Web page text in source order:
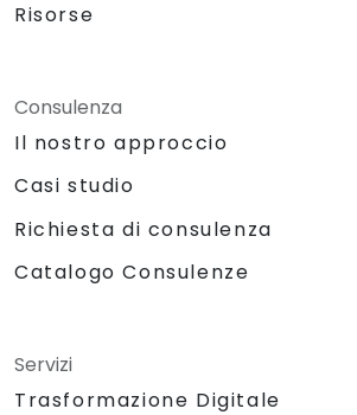
Risorse
Consulenza
Il nostro approccio
Casi studio
Richiesta di consulenza
Catalogo Consulenze
Servizi
Trasformazione Digitale